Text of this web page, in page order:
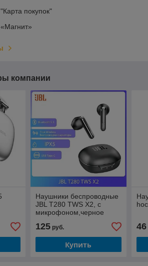
покупок"
компании
Наушники беспроводные
JBL T280 TWS X2, с
микрофоном,черное
125руб.
Купить
46